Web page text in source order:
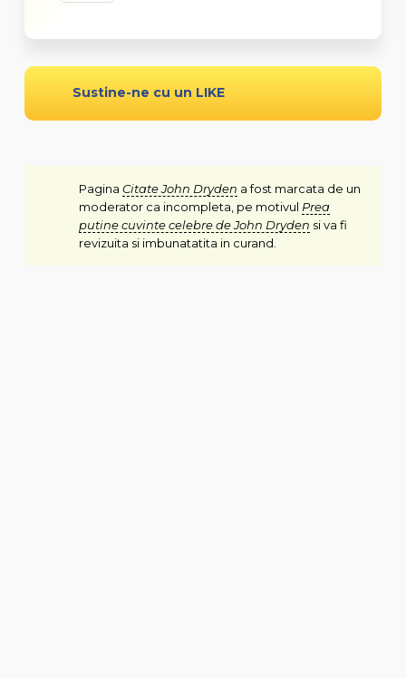
Sustine-ne cu un LIKE
Pagina Citate John Dryden a fost marcata de un
moderator ca incompleta, pe motivul Prea
putine cuvinte celebre de John Dryden si va fi
revizuita si imbunatatita in curand.